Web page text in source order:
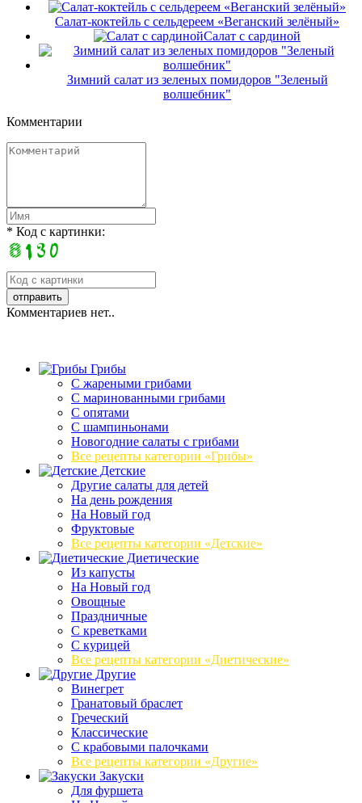
Салат-коктейль с сельдереем «Веганский зелёный»
Салат с сардиной
Зимний салат из зеленых помидоров "Зеленый
волшебник"
Комментарии
* Код с картинки:
Комментариев нет..
Грибы
C жареными грибами
C маринованными грибами
C опятами
C шампиньонами
Новогодние салаты с грибами
Все рецепты категории «Грибы»
Детские
Другие салаты для детей
На день рождения
На Новый год
Фруктовые
Все рецепты категории «Детские»
Диетические
Из капусты
На Новый год
Овощные
Праздничные
С креветками
С курицей
Все рецепты категории «Диетические»
Другие
Винегрет
Гранатовый браслет
Греческий
Классические
С крабовыми палочками
Все рецепты категории «Другие»
Закуски
Для фуршета